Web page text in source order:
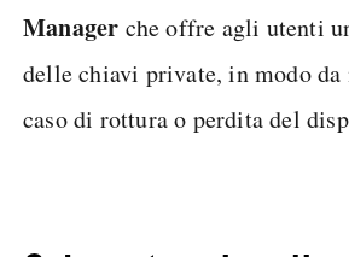
Manager che offre agli utenti
delle chiavi private, in modo da
caso di rottura o perdita del